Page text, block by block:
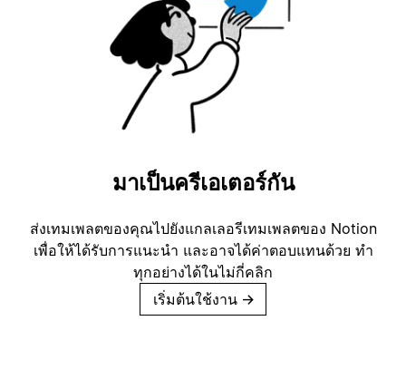
มาเป็นครีเอเตอร์กัน
ส่งเทมเพลตของคุณไปยังแกลเลอรีเทมเพลตของ Notion
เพื่อให้ได้รับการแนะนำ และอาจได้ค่าตอบแทนด้วย ทำ
ทุกอย่างได้ในไม่กี่คลิก
เริ่มต้นใช้งาน →